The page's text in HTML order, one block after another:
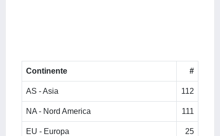
Continente #
AS - Asia 112
NA - Nord America 111
EU - Europa 25